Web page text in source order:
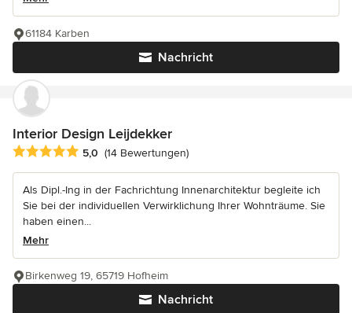
Nachricht
61184 Karben
Interior Design Leijdekker
Durchschnittliche Bewertung: 5 von 5 Sternen
5,0 (14 Bewertungen)
Als Dipl.-Ing in der Fachrichtung Innenarchitektur begleite ich
Sie bei der individuellen Verwirklichung Ihrer Wohnträume. Sie
haben einen...
Mehr
Nachricht
Birkenweg 19, 65719 Hofheim